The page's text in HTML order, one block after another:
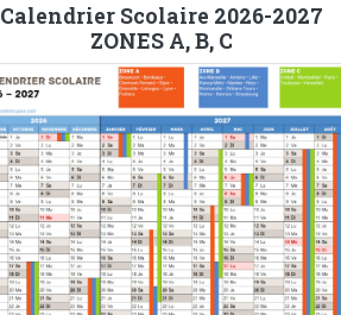
Calendrier Scolaire 2026-2027
ZONES A, B, C